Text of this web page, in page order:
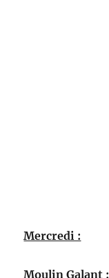
Mercredi :
Moulin Galant :